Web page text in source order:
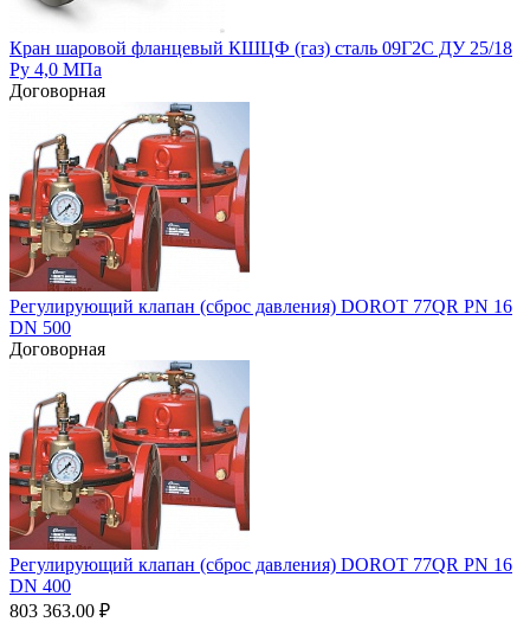
Кран шаровой фланцевый КШЦФ (газ) сталь 09Г2С ДУ 25/18
Ру 4,0 МПа
Договорная
Регулирующий клапан (сброс давления) DOROT 77QR PN 16
DN 500
Договорная
Регулирующий клапан (сброс давления) DOROT 77QR PN 16
DN 400
803 363.00 ₽